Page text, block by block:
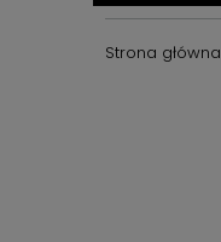
Strona główna